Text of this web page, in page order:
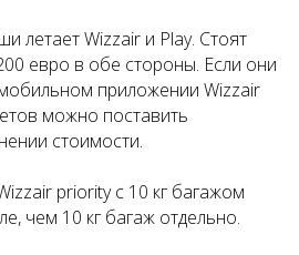
летает Wizzair и Play. Стоят
евро в обе стороны. Если они
приложении Wizzair
можно поставить
стоимости.
priority с 10 кг багажом
чем 10 кг багаж отдельно.